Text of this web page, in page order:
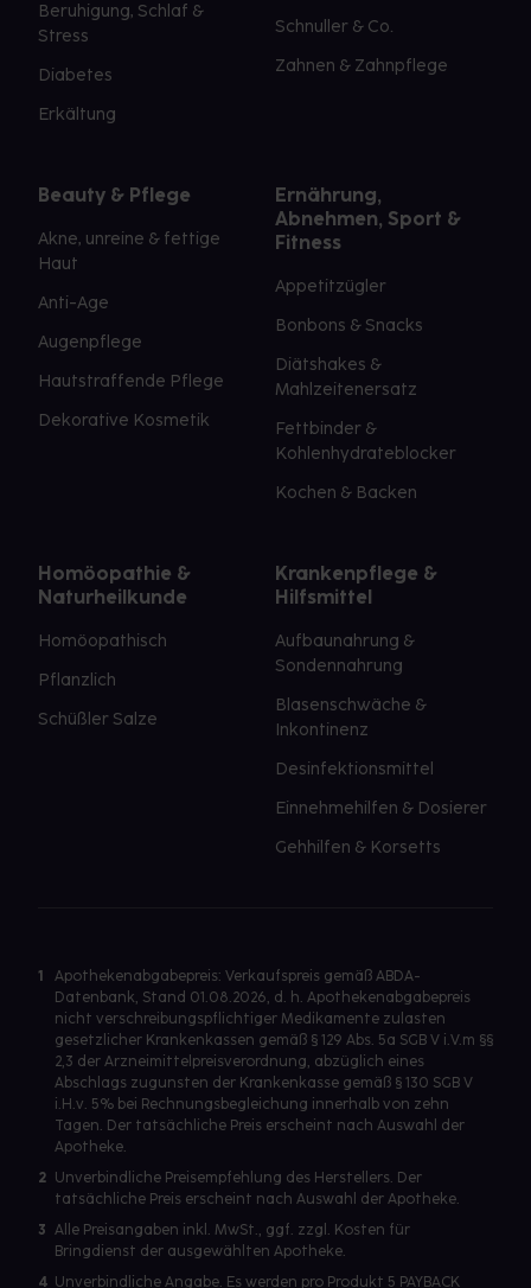
Beruhigung, Schlaf &
Stress
Diabetes
Erkältung
Schnuller & Co.
Zahnen & Zahnpflege
Beauty & Pflege
Akne, unreine & fettige
Haut
Anti-Age
Augenpflege
Hautstraffende Pflege
Dekorative Kosmetik
Ernährung,
Abnehmen, Sport &
Fitness
Appetitzügler
Bonbons & Snacks
Diätshakes &
Mahlzeitenersatz
Fettbinder &
Kohlenhydrateblocker
Kochen & Backen
Homöopathie &
Naturheilkunde
Homöopathisch
Pflanzlich
Schüßler Salze
Krankenpflege &
Hilfsmittel
Aufbaunahrung &
Sondennahrung
Blasenschwäche &
Inkontinenz
Desinfektionsmittel
Einnehmehilfen & Dosierer
Gehhilfen & Korsetts
1
Apothekenabgabepreis: Verkaufspreis gemäß ABDA-
Datenbank, Stand 01.08.2026, d. h. Apothekenabgabepreis
nicht verschreibungspflichtiger Medikamente zulasten
gesetzlicher Krankenkassen gemäß § 129 Abs. 5a SGB V i.V.m §§
2,3 der Arzneimittelpreisverordnung, abzüglich eines
Abschlags zugunsten der Krankenkasse gemäß § 130 SGB V
i.H.v. 5% bei Rechnungsbegleichung innerhalb von zehn
Tagen. Der tatsächliche Preis erscheint nach Auswahl der
Apotheke.
2 Unverbindliche Preisempfehlung des Herstellers. Der
tatsächliche Preis erscheint nach Auswahl der Apotheke.
3 Alle Preisangaben inkl. MwSt., ggf. zzgl. Kosten für
Bringdienst der ausgewählten Apotheke.
4 Unverbindliche Angabe. Es werden pro Produkt 5 PAYBACK